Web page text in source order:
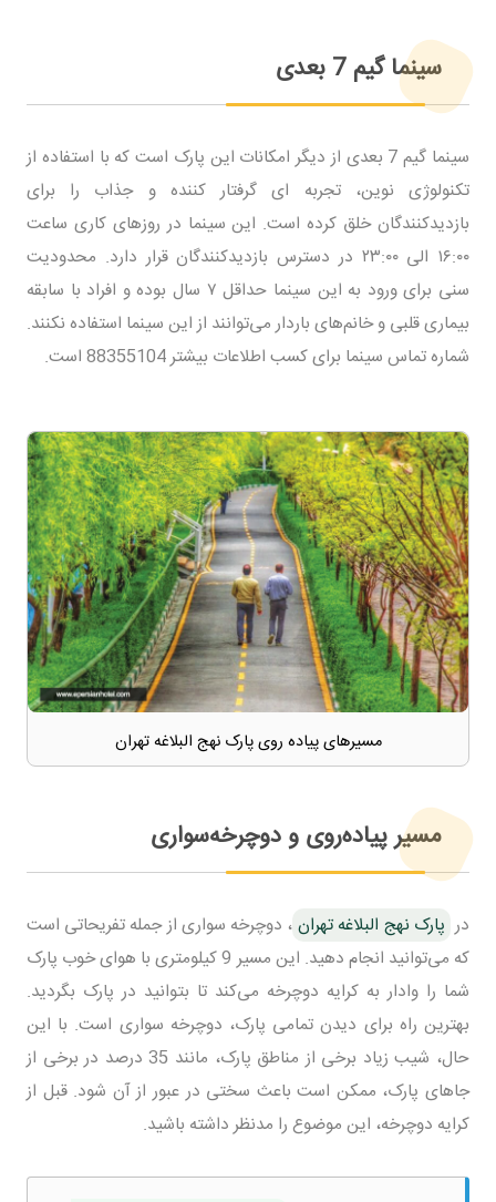
سینما گیم 7 بعدی
سینما گیم 7 بعدی از دیگر امکانات این پارک است که با استفاده از
تکنولوژی نوین، تجربه ای گرفتار کننده و جذاب را برای
بازدیدکنندگان خلق کرده است. این سینما در روزهای کاری ساعت
۱۶:۰۰ الی ۲۳:۰۰ در دسترس بازدیدکنندگان قرار دارد. محدودیت
سنی برای ورود به این سینما حداقل ۷ سال بوده و افراد با سابقه
بیماری قلبی و خانم‌های باردار می‌توانند از این سینما استفاده نکنند.
شماره تماس سینما برای کسب اطلاعات بیشتر 88355104 است.
مسیرهای پیاده روی ​​پارک نهج البلاغه تهران
مسیر پیاده‌روی و دوچرخه‌سواری
در پارک نهج البلاغه تهران ، دوچرخه سواری از جمله تفریحاتی است
که می‌توانید انجام دهید. این مسیر 9 کیلومتری با هوای خوب پارک
شما را وادار به کرایه دوچرخه می‌کند تا بتوانید در پارک بگردید.
بهترین راه برای دیدن تمامی پارک، دوچرخه سواری است. با این
حال، شیب زیاد برخی از مناطق پارک، مانند 35 درصد در برخی از
جاهای پارک، ممکن است باعث سختی در عبور از آن شود. قبل از
کرایه دوچرخه، این موضوع را مدنظر داشته باشید.